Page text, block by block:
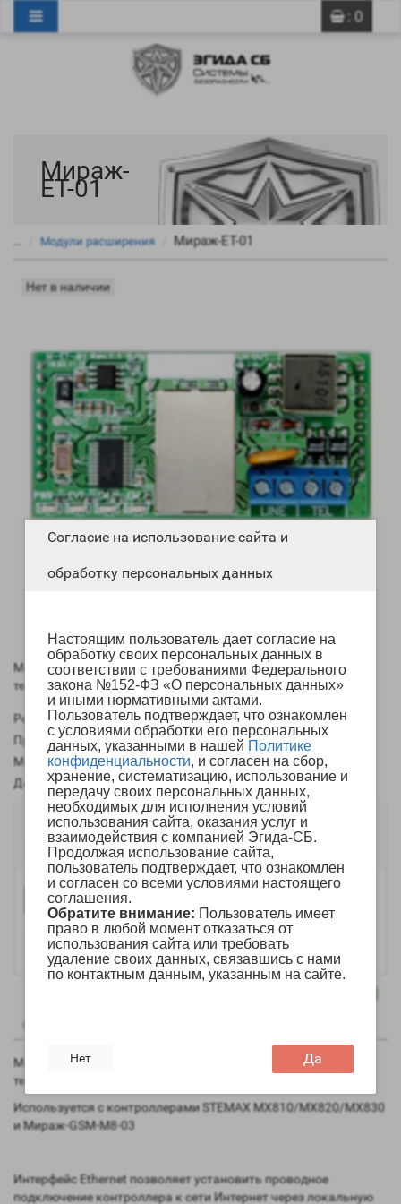
Согласие на использование сайта и
обработку персональных данных
Настоящим пользователь дает согласие на
обработку своих персональных данных в
соответствии с требованиями Федерального
закона №152-ФЗ «О персональных данных»
и иными нормативными актами.
Пользователь подтверждает, что ознакомлен
с условиями обработки его персональных
данных, указанными в нашей Политике
конфиденциальности, и согласен на сбор,
хранение, систематизацию, использование и
передачу своих персональных данных,
необходимых для исполнения условий
использования сайта, оказания услуг и
взаимодействия с компанией Эгида-СБ.
Продолжая использование сайта,
пользователь подтверждает, что ознакомлен
и согласен со всеми условиями настоящего
соглашения.
Обратите внимание: Пользователь имеет
право в любой момент отказаться от
использования сайта или требовать
удаление своих данных, связавшись с нами
по контактным данным, указанным на сайте.
Нет Да
: 0
Мираж-
ЕТ-01
Модули расширения Мираж-ЕТ-01
Нет в наличии
Модуль для передачи данных по сети Ethernet и проводным
телефонным линиям
Рейтинг:
Производитель:
Стелс НПП
Модель:
Мираж-ЕТ-01
Доступно:
Предзаказ
1 800р.
Предзаказ
Уведомить
Описание
Модуль для передачи данных по сети Ethernet и проводным
телефонным линиям
Используется с контроллерами STEMAX MX810/MX820/MX830
и Мираж-GSM-M8-03
Интерфейс Ethernet позволяет установить проводное
подключение контроллера к сети Интернет через локальную